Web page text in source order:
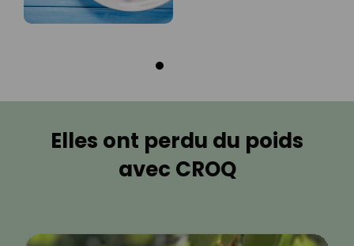
Elles ont perdu du poids
avec CROQ